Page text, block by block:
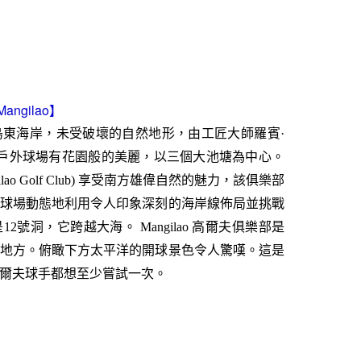
】
海岸，未受破壞的自然地形，由工匠大師羅賓·
外球場有花園般的美麗，以三個大池塘為中心。
Golf Club) 享受南方雄偉自然的魅力，該俱樂部
場動態地利用令人印象深刻的海岸線佈局並挑戰
號洞，它跨越大海。 Mangilao 高爾夫俱樂部是
方。俯瞰下方太平洋的開球景色令人驚嘆。這是
夫球手都想至少嘗試一次。